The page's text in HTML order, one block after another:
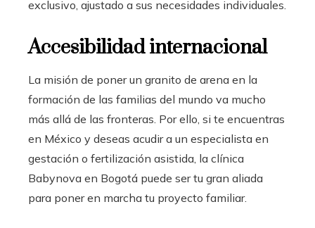
exclusivo, ajustado a sus necesidades individuales.
Accesibilidad internacional
La misión de poner un granito de arena en la
formación de las familias del mundo va mucho
más allá de las fronteras. Por ello, si te encuentras
en México y deseas acudir a un especialista en
gestación o fertilización asistida, la clínica
Babynova en Bogotá puede ser tu gran aliada
para poner en marcha tu proyecto familiar.